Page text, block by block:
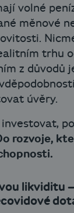
volné
měnové
trhu
z důvodů
úvěry.
rozvoje,
likviditu